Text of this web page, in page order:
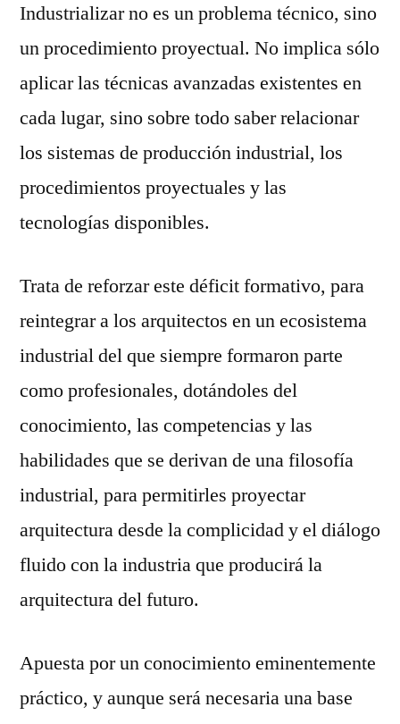
Industrializar no es un problema técnico, sino
un procedimiento proyectual. No implica sólo
aplicar las técnicas avanzadas existentes en
cada lugar, sino sobre todo saber relacionar
los sistemas de producción industrial, los
procedimientos proyectuales y las
tecnologías disponibles.
Trata de reforzar este déficit formativo, para
reintegrar a los arquitectos en un ecosistema
industrial del que siempre formaron parte
como profesionales, dotándoles del
conocimiento, las competencias y las
habilidades que se derivan de una filosofía
industrial, para permitirles proyectar
arquitectura desde la complicidad y el diálogo
fluido con la industria que producirá la
arquitectura del futuro.
Apuesta por un conocimiento eminentemente
práctico, y aunque será necesaria una base